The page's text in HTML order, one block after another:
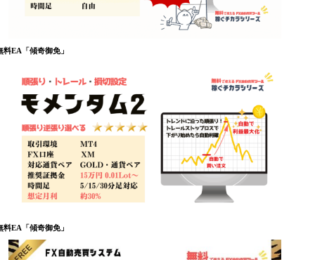
料EA「傾奇御免」
料EA「傾奇御免」